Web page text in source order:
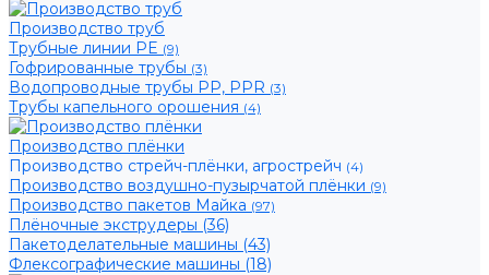
Производство труб
Трубные линии PE (9)
Гофрированные трубы (3)
Водопроводные трубы PP, PPR (3)
Трубы капельного орошения (4)
Производство плёнки
Производство стрейч-плёнки, агрострейч (4)
Производство воздушно-пузырчатой плёнки (9)
Производство пакетов Майка (97)
Плёночные экструдеры (36)
Пакетоделательные машины (43)
Флексографические машины (18)